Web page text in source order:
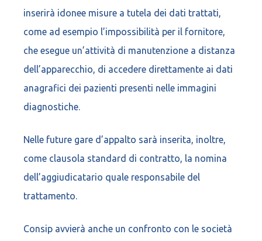
inserirà idonee misure a tutela dei dati trattati,
come ad esempio l’impossibilità per il fornitore,
che esegue un’attività di manutenzione a distanza
dell’apparecchio, di accedere direttamente ai dati
anagrafici dei pazienti presenti nelle immagini
diagnostiche.
Nelle future gare d’appalto sarà inserita, inoltre,
come clausola standard di contratto, la nomina
dell’aggiudicatario quale responsabile del
trattamento.
Consip avvierà anche un confronto con le società